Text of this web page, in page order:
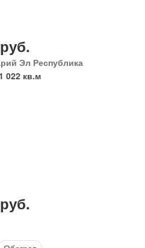
Эл Республика
1 022 кв.м